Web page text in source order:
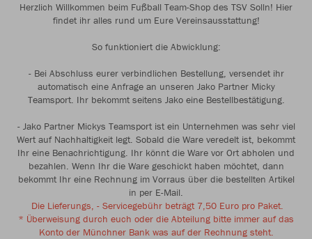
Herzlich Willkommen beim Fußball Team-Shop des TSV Solln! Hier
findet ihr alles rund um Eure Vereinsausstattung!
So funktioniert die Abwicklung:
- Bei Abschluss eurer verbindlichen Bestellung, versendet ihr
automatisch eine Anfrage an unseren Jako Partner Micky
Teamsport. Ihr bekommt seitens Jako eine Bestellbestätigung.
- Jako Partner Mickys Teamsport ist ein Unternehmen was sehr viel
Wert auf Nachhaltigkeit legt. Sobald die Ware veredelt ist, bekommt
Ihr eine Benachrichtigung. Ihr könnt die Ware vor Ort abholen und
bezahlen. Wenn Ihr die Ware geschickt haben möchtet, dann
bekommt Ihr eine Rechnung im Vorraus über die bestellten Artikel
in per E-Mail.
Die Lieferungs, - Servicegebühr beträgt 7,50 Euro pro Paket.
* Überweisung durch euch oder die Abteilung bitte immer auf das
Konto der Münchner Bank was auf der Rechnung steht.